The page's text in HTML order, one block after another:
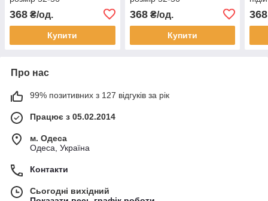
368 ₴/од.
Купити
368₴/од.
Купити
368
Про нас
99% позитивних з 127 відгуків за рік
Працює з 05.02.2014
м. Одеса
Одеса, Україна
Контакти
Сьогодні вихідний